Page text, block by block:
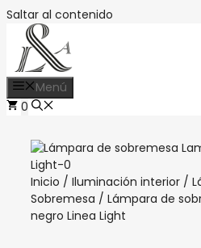
Saltar al contenido
Menú
0
Inicio / Iluminación interior /
Sobremesa / Lámpara de
negro Linea Light